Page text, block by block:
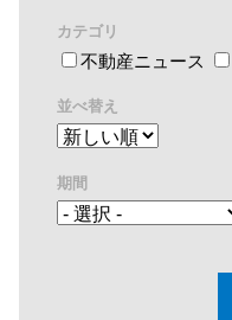
カテゴリ
不動産ニュース
並べ替え
期間